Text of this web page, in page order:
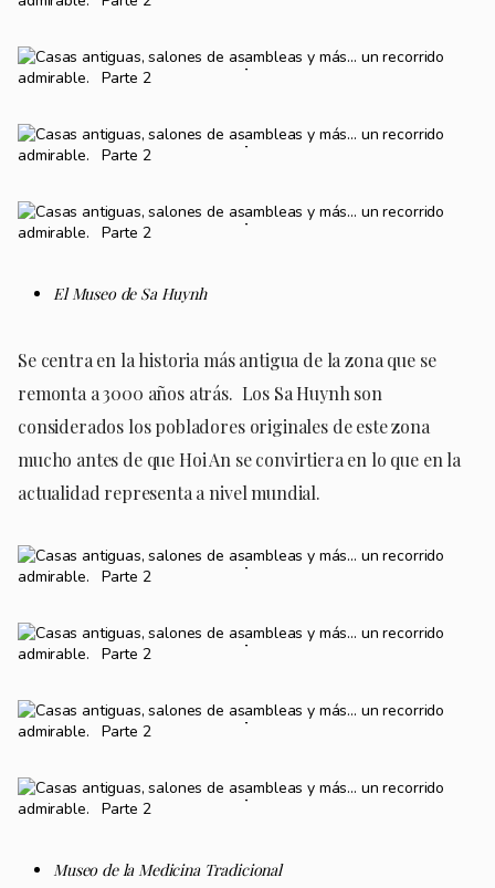
El Museo de Sa Huynh
Se centra en la historia más antigua de la zona que se
remonta a 3000 años atrás. Los Sa Huynh son
considerados los pobladores originales de este zona
mucho antes de que Hoi An se convirtiera en lo que en la
actualidad representa a nivel mundial.
Museo de la Medicina Tradicional